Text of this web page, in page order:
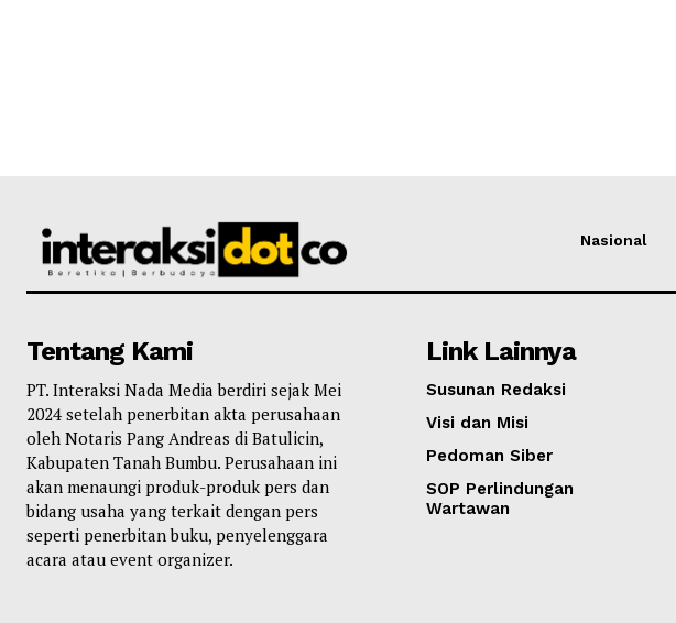
Nasional
Tentang Kami
PT. Interaksi Nada Media berdiri sejak Mei
2024 setelah penerbitan akta perusahaan
oleh Notaris Pang Andreas di Batulicin,
Kabupaten Tanah Bumbu. Perusahaan ini
akan menaungi produk-produk pers dan
bidang usaha yang terkait dengan pers
seperti penerbitan buku, penyelenggara
acara atau event organizer.
Link Lainnya
Susunan Redaksi
Visi dan Misi
Pedoman Siber
SOP Perlindungan
Wartawan